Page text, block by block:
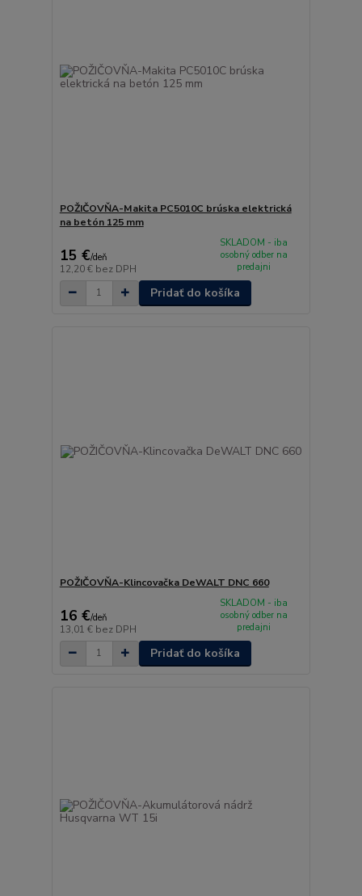
POŽIČOVŇA-Makita PC5010C brúska elektrická
na betón 125 mm
15 €/deň
12,20 € bez DPH
SKLADOM - iba
osobný odber na
predajni
Pridať do košíka
POŽIČOVŇA-Klincovačka DeWALT DNC 660
16 €/deň
13,01 € bez DPH
SKLADOM - iba
osobný odber na
predajni
Pridať do košíka